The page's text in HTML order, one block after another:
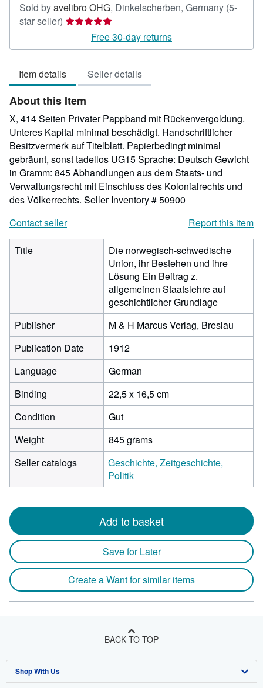
Sold byavelibro OHG, Dinkelscherben, Germany (5-
star seller) Seller
5
of
5
stars
Free 30-day returns
Item details Seller details
About this Item
X, 414 Seiten Privater Pappband mit Rückenvergoldung.
Unteres Kapital minimal beschädigt. Handschriftlicher
Besitzvermerk auf Titelblatt. Papierbedingt minimal
gebräunt, sonst tadellos UG15 Sprache: Deutsch Gewicht
in Gramm: 845 Abhandlungen aus dem Staats- und
Verwaltungsrecht mit Einschluss des Kolonialrechts und
des Völkerrechts. Seller Inventory # 50900
Contact seller
Report this item
Title
Die norwegisch-schwedische
Union, ihr Bestehen und ihre
Lösung Ein Beitrag z.
allgemeinen Staatslehre auf
geschichtlicher Grundlage
Publisher
M & H Marcus Verlag, Breslau
Publication Date
1912
Language
German
Binding
22,5 x 16,5 cm
Condition
Gut
Weight
845 grams
Seller catalogs
Geschichte, Zeitgeschichte,
Politik
Add to basket
Save for Later
Create a Want for similar items
BACK TO TOP
Shop With Us